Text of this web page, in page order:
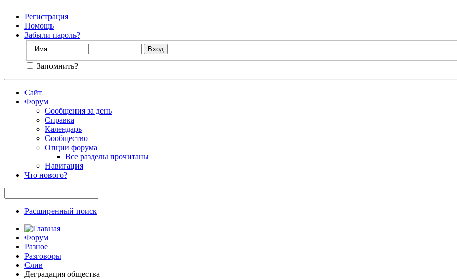
Регистрация
Помощь
Забыли пароль?
Запомнить?
Сайт
Форум
Сообщения за день
Справка
Календарь
Сообщество
Опции форума
Все разделы прочитаны
Навигация
Что нового?
Расширенный поиск
Форум
Разное
Разговоры
Слив
Деградация общества